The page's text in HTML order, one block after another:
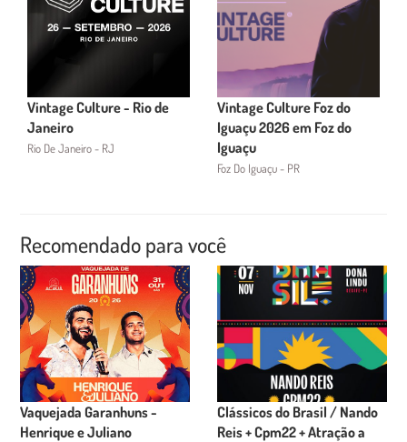
Vintage Culture - Rio de
Janeiro
Rio De Janeiro - RJ
Vintage Culture Foz do
Iguaçu 2026 em Foz do
Iguaçu
Foz Do Iguaçu - PR
Recomendado para você
Vaquejada Garanhuns -
Henrique e Juliano
Clássicos do Brasil / Nando
Reis + Cpm22 + Atração a